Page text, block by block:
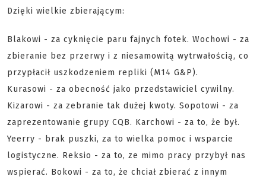
Dzięki wielkie zbierającym:
Blakowi - za cyknięcie paru fajnych fotek. Wochowi - za
zbieranie bez przerwy i z niesamowitą wytrwałością, co
przypłacił uszkodzeniem repliki (M14 G&P).
Kurasowi - za obecność jako przedstawiciel cywilny.
Kizarowi - za zebranie tak dużej kwoty. Sopotowi - za
zaprezentowanie grupy CQB. Karchowi - za to, że był.
Yeerry - brak puszki, za to wielka pomoc i wsparcie
logistyczne. Reksio - za to, ze mimo pracy przybył nas
wspierać. Bokowi - za to, że chciał zbierać z innym